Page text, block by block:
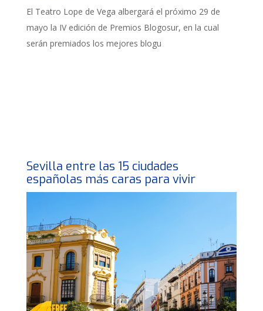
El Teatro Lope de Vega albergará el próximo 29 de
mayo la IV edición de Premios Blogosur, en la cual
serán premiados los mejores blogu
Sevilla entre las 15 ciudades
españolas más caras para vivir